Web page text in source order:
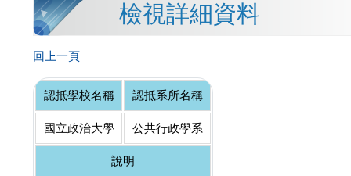
檢視詳細資料
回上一頁
認抵學校名稱 認抵系所名稱
國立政治大學 公共行政學系
說明